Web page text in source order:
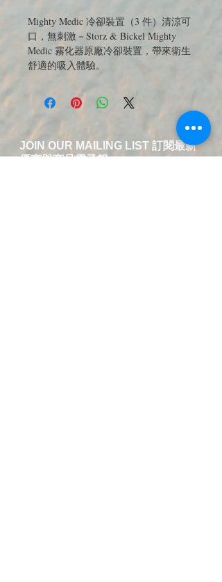
Mighty Medic 冷卻裝置（3 件）清涼可
口，無刺激－Storz & Bickel Mighty
Medic 霧化器原廠冷卻裝置，帶來衛生
舒適的吸入體驗。
JOIN OUR MAILING LIST 訂閱最新
優惠與商品電子報